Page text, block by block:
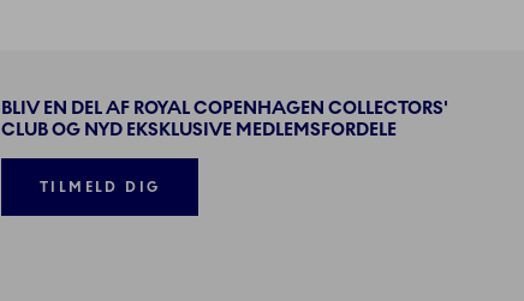
BLIV EN DEL AF ROYAL COPENHAGEN COLLECTORS'
CLUB OG NYD EKSKLUSIVE MEDLEMSFORDELE
TILMELD DIG